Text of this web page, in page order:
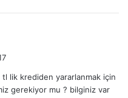
lik krediden yararlanmak için
gerekiyor mu ? bilginiz var